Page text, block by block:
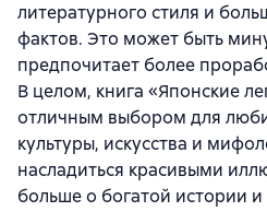
литературного стиля и
фактов. Это может быть
предпочитает более
В целом, книга «Японские
отличным выбором для
культуры, искусства и
насладиться красивыми
больше о богатой истории